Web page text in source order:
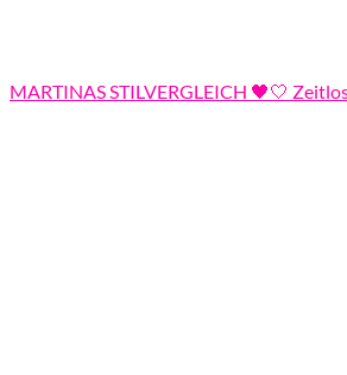
MARTINAS STILVERGLEICH 🖤🤍